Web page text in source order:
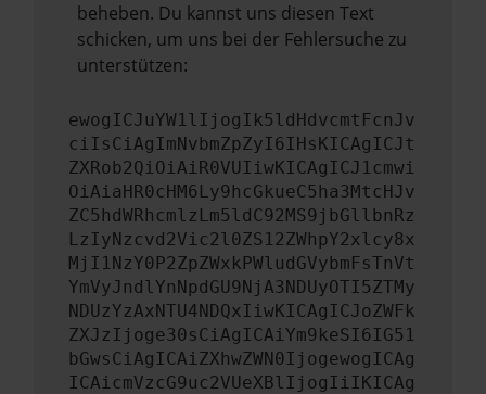
beheben. Du kannst uns diesen Text
schicken, um uns bei der Fehlersuche zu
unterstützen:
ewogICJuYW1lIjogIk5ldHdvcmtFcnJv
ciIsCiAgImNvbmZpZyI6IHsKICAgICJt
ZXRob2QiOiAiR0VUIiwKICAgICJ1cmwi
OiAiaHR0cHM6Ly9hcGkueC5ha3MtcHJv
ZC5hdWRhcmlzLm5ldC92MS9jbGllbnRz
LzIyNzcvd2Vic2l0ZS12ZWhpY2xlcy8x
MjI1NzY0P2ZpZWxkPWludGVybmFsTnVt
YmVyJndlYnNpdGU9NjA3NDUyOTI5ZTMy
NDUzYzAxNTU4NDQxIiwKICAgICJoZWFk
ZXJzIjoge30sCiAgICAiYm9keSI6IG51
bGwsCiAgICAiZXhwZWN0IjogewogICAg
ICAicmVzcG9uc2VUeXBlIjogIiIKICAg